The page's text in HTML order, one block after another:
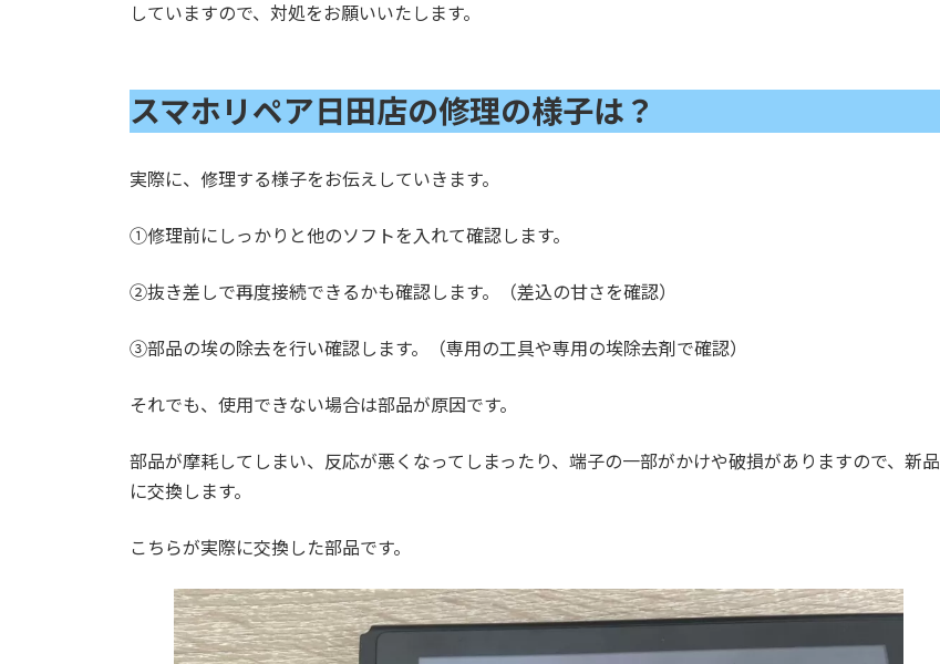
していますので、対処をお願いいたします。
スマホリペア日田店の修理の様子は？
実際に、修理する様子をお伝えしていきます。
①修理前にしっかりと他のソフトを入れて確認します。
②抜き差しで再度接続できるかも確認します。（差込の甘さを確認）
③部品の埃の除去を行い確認します。（専用の工具や専用の埃除去剤で確認）
それでも、使用できない場合は部品が原因です。
部品が摩耗してしまい、反応が悪くなってしまったり、端子の一部がかけや破損がありますので、新品
に交換します。
こちらが実際に交換した部品です。